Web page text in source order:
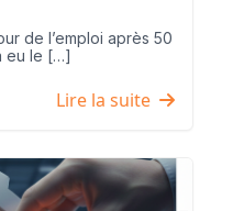
de l’emploi après 50
eu le […]
Lire la suite